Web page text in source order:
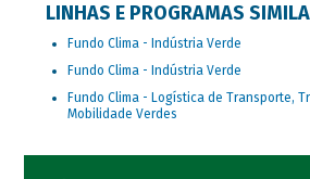
LINHAS E PROGRAMAS
Fundo Clima - Indústria Verde
Fundo Clima - Indústria Verde
Fundo Clima - Logística de Transporte,
Mobilidade Verdes